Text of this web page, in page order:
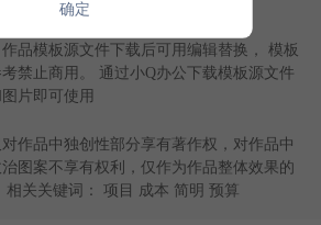
作品模板源文件下载后可用编辑替换， 模板
禁止商用。 通过小Q办公下载模板源文件
片即可使用
对作品中独创性部分享有著作权，对作品中
图案不享有权利，仅作为作品整体效果的
关关键词： 项目 成本 简明 预算
确定